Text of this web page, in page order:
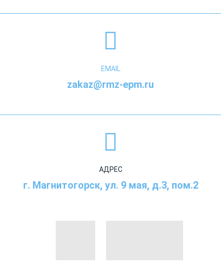
EMAIL
zakaz@rmz-epm.ru
АДРЕС
г. Магнитогорск, ул. 9 мая, д.3, пом.2